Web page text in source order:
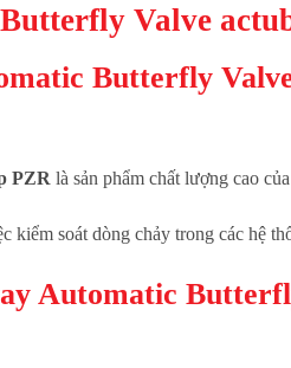
Valve
Butterfly
PZR là sản phẩm chất lượng cao
soát dòng chảy trong các hệ
Automatic